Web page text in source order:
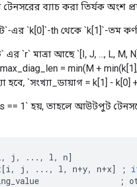
ব্যাচ করা তির্যক অংশ
এর `k[0]`-th থেকে `k[1]`-তম
`r` মাত্রা আছে `[I, J, ..., L, M,
`max_diag_len = min(M +
হবে, `সংখ্যা_ডায়াগ = k[1] - k[0]
== 1` হয়, তাহলে আউটপুট
, j , ..., l, n]
[i, j , ..., l, n+y, n+x] ;
;